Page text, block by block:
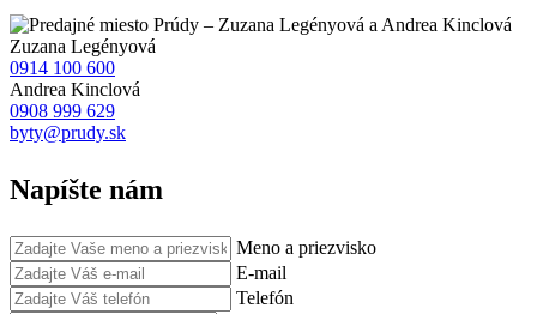
Zuzana Legényová
0914 100 600
Andrea Kinclová
0908 999 629
byty@prudy.sk
Napíšte nám
Meno a priezvisko
E-mail
Telefón